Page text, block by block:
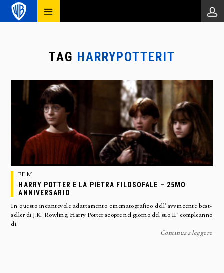
TAG HARRYPOTTERIT
FILM
HARRY POTTER E LA PIETRA FILOSOFALE – 25MO
ANNIVERSARIO
In questo incantevole adattamento cinematografico dell’avvincente best-
seller di J.K. Rowling, Harry Potter scopre nel giorno del suo 11° compleanno
di
Continua a leggere